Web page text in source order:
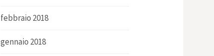
febbraio 2018
gennaio 2018